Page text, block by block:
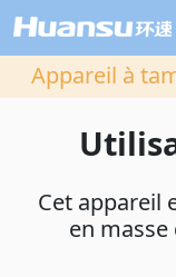
Appareil à
Cet appareil
en